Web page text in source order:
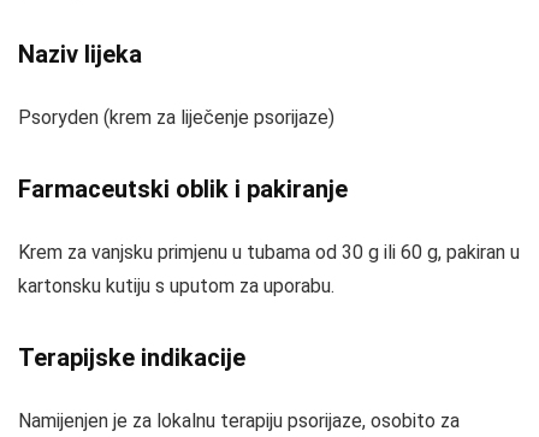
Naziv lijeka
Psoryden (krem za liječenje psorijaze)
Farmaceutski oblik i pakiranje
Krem za vanjsku primjenu u tubama od 30 g ili 60 g, pakiran u
kartonsku kutiju s uputom za uporabu.
Terapijske indikacije
Namijenjen je za lokalnu terapiju psorijaze, osobito za